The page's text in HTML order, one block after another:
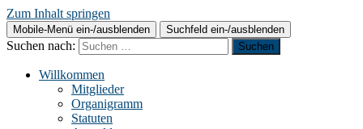
Zum Inhalt springen
Mobile-Menü ein-/ausblenden Suchfeld ein-/ausblenden
Suchen nach:
Willkommen
Mitglieder
Organigramm
Statuten